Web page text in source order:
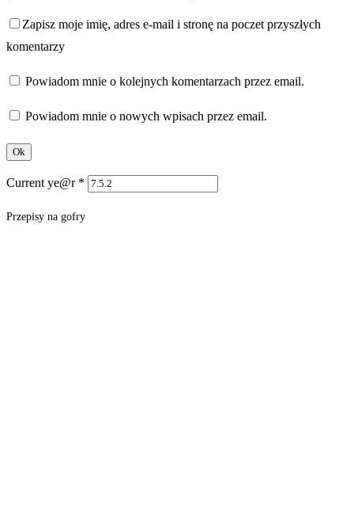
Zapisz moje imię, adres e-mail i stronę na poczet przyszłych
komentarzy
Powiadom mnie o kolejnych komentarzach przez email.
Powiadom mnie o nowych wpisach przez email.
Current ye@r *
Przepisy na gofry